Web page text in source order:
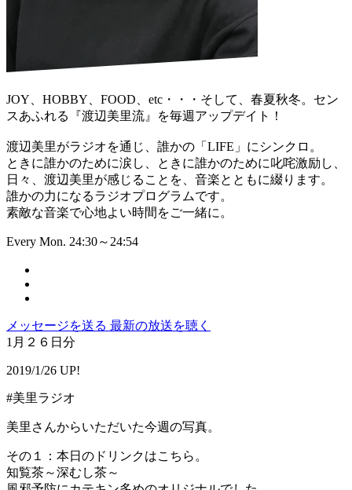
JOY、HOBBY、FOOD、etc・・・そして、春夏秋冬。セン
スあふれる『渡辺美里流』を毎週アップデイト！
渡辺美里がラジオを通じ、誰かの「LIFE」にシンクロ。
ときに誰かのために涙し、ときに誰かのために叱咤激励し、
日々、渡辺美里が感じることを、音楽とともに綴ります。
誰かの力になるラジオプログラムです。
素敵な音楽で心地よい時間をご一緒に。
Every Mon. 24:30～24:54
メッセージを送る 最新の放送を聴く
1月２６日分
2019/1/26 UP!
#美里ラジオ
美里さんからいただいた今週の写真。
その１：本日のドリンクはこちら。
知覧茶～深むし茶～